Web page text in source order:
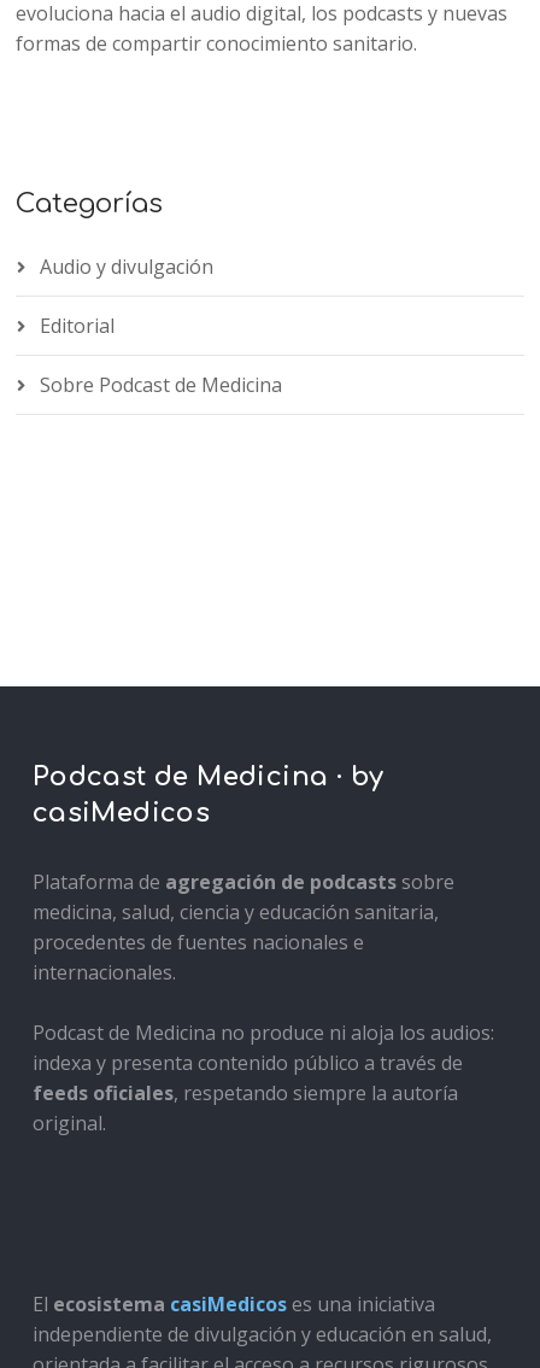
evoluciona hacia el audio digital, los podcasts y nuevas
formas de compartir conocimiento sanitario.
Categorías
Audio y divulgación
Editorial
Sobre Podcast de Medicina
Podcast de Medicina · by
casiMedicos
Plataforma de agregación de podcastssobre
medicina, salud, ciencia y educación sanitaria,
procedentes de fuentes nacionales e
internacionales.
Podcast de Medicina no produce ni aloja los audios:
indexa y presenta contenido público a través de
feeds oficiales, respetando siempre la autoría
original.
El ecosistema casiMedicoses una iniciativa
independiente de divulgación y educación en salud,